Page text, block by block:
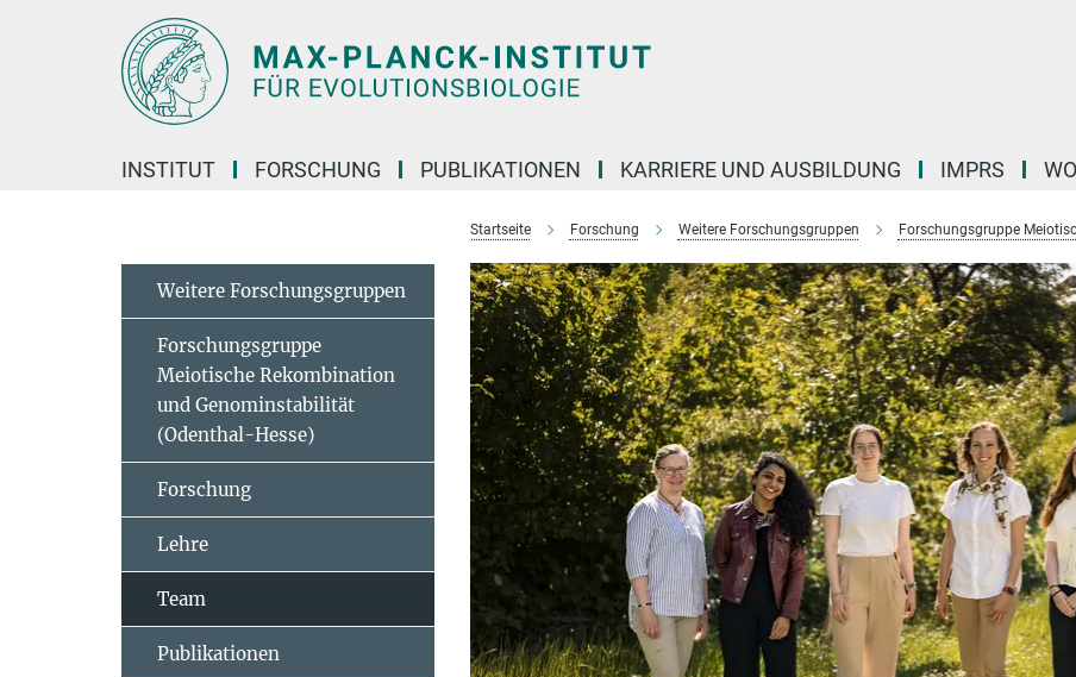
INSTITUT FORSCHUNG PUBLIKATIONEN KARRIERE UND AUSBILDUNG IMPRS
Startseite Forschung Weitere Forschungsgruppen Forschungsgruppe
Weitere Forschungsgruppen
Forschungsgruppe
Meiotische Rekombination
und Genominstabilität
(Odenthal-Hesse)
Forschung
Lehre
Team
Publikationen